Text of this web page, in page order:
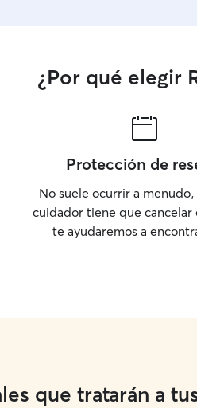
¿Por qué elegir
Protección de
No suele ocurrir a
cuidador tiene que cancelar
te ayudaremos a
que tratarán a